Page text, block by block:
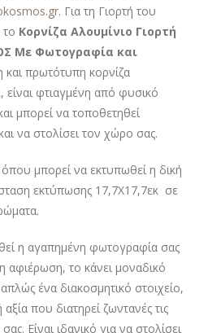
. Για τη Γιορτή του
Κορνίζα Αλουμίνιο Γιορτή
Με Φωτογραφία και
πρωτότυπη κορνίζα
φτιαγμένη από φυσικό
μπορεί να τοποθετηθεί
να στολίσει τον χώρο σας.
μπορεί να εκτυπωθεί η δική
εκτύπωσης 17,7Χ17,7εκ σε
η αγαπημένη φωτογραφία σας
αφιέρωση, το κάνει μοναδικό
ένα διακοσμητικό στοιχείο,
που διατηρεί ζωντανές τις
Είναι ιδανικό για να στολίσει